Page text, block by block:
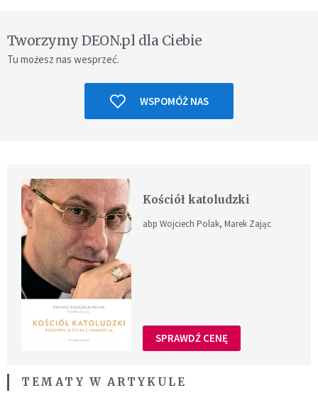
Tworzymy DEON.pl dla Ciebie
Tu możesz nas wesprzeć.
WSPOMÓŻ NAS
Kościół katoludzki
abp Wojciech Polak, Marek Zając
SPRAWDŹ CENĘ
TEMATY W ARTYKULE